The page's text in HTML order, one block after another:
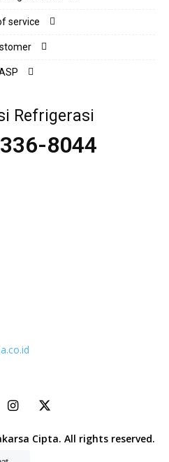
service
Refrigerasi
8044
Cipta. All rights reserved.